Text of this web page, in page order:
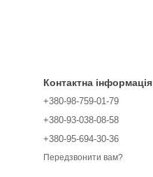
Контактна інформація
+380-98-759-01-79
+380-93-038-08-58
+380-95-694-30-36
Передзвонити вам?